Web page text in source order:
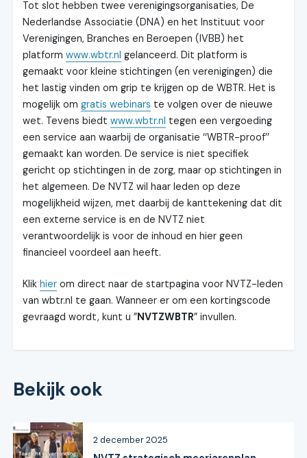
Tot slot hebben twee verenigingsorganisaties, De
Nederlandse Associatie (DNA) en het Instituut voor
Verenigingen, Branches en Beroepen (IVBB) het
platformwww.wbtr.nl gelanceerd. Dit platform is
gemaakt voor kleine stichtingen (en verenigingen) die
het lastig vinden om grip te krijgen op de WBTR. Het is
mogelijk omgratis webinars te volgen over de nieuwe
wet. Tevens biedtwww.wbtr.nl tegen een vergoeding
een service aan waarbij de organisatie ‘‘WBTR-proof’’
gemaakt kan worden. De service is niet specifiek
gericht op stichtingen in de zorg, maar op stichtingen in
het algemeen. De NVTZ wil haar leden op deze
mogelijkheid wijzen, met daarbij de kanttekening dat dit
een externe service is en de NVTZ niet
verantwoordelijk is voor de inhoud en hier geen
financieel voordeel aan heeft.
Klikhier om direct naar de startpagina voor NVTZ-leden
van wbtr.nl te gaan. Wanneer er om een kortingscode
gevraagd wordt, kunt u ”NVTZWBTR” invullen.
Bekijk ook
2 december 2025